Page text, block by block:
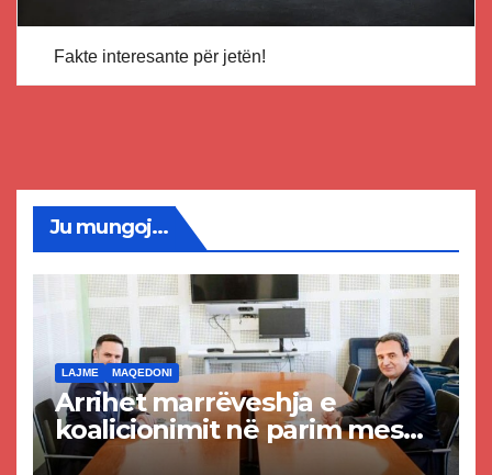
Fakte interesante për jetën!
Ju mungoj...
LAJME MAQEDONI
Arrihet marrëveshja e
koalicionimit në parim mes
Kurtit dhe Abdixhikut